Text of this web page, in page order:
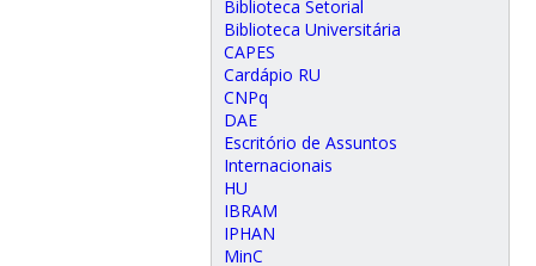
Biblioteca Setorial
Biblioteca Universitária
CAPES
Cardápio RU
CNPq
DAE
Escritório de Assuntos
Internacionais
HU
IBRAM
IPHAN
MinC